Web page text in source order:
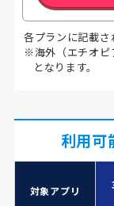
各プランに記載さ
※海外（エチオピ
となります。
利用可
対象アプリ